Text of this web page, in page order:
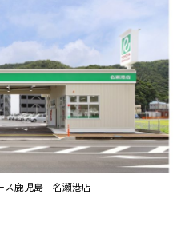
ス鹿児島 名瀬港店